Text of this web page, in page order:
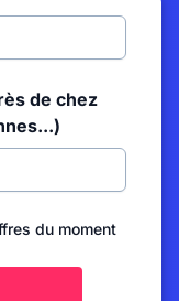
de chez
du moment